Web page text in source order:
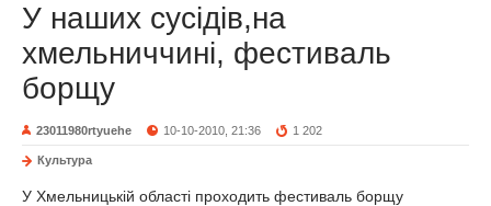
У наших сусідів,на
хмельниччині, фестиваль
борщу
23011980rtyuehe 10-10-2010, 21:36 1 202
Культура
У Хмельницькій області проходить фестиваль борщу